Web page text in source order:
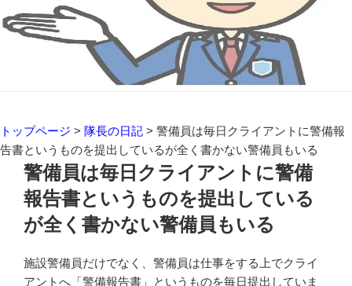
トップページ > 隊長の日記 > 警備員は毎日クライアントに警備報
告書というものを提出しているが全く書かない警備員もいる
警備員は毎日クライアントに警備
報告書というものを提出している
が全く書かない警備員もいる
施設警備員だけでなく、警備員は仕事をする上でクライ
アントへ「警備報告書」というものを毎日提出していま